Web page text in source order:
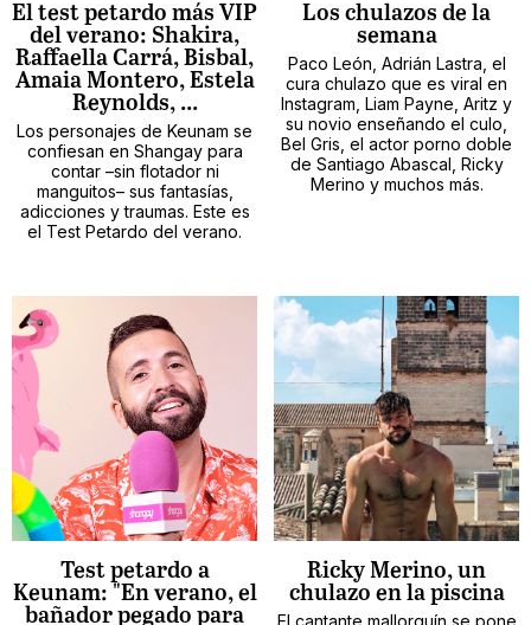
El test petardo más VIP
del verano: Shakira,
Raffaella Carrá, Bisbal,
Amaia Montero, Estela
Reynolds, ...
Los personajes de Keunam se
confiesan en Shangay para
contar –sin flotador ni
manguitos– sus fantasías,
adicciones y traumas. Este es
el Test Petardo del verano.
Los chulazos de la
semana
Paco León, Adrián Lastra, el
cura chulazo que es viral en
Instagram, Liam Payne, Aritz y
su novio enseñando el culo,
Bel Gris, el actor porno doble
de Santiago Abascal, Ricky
Merino y muchos más.
Test petardo a
Keunam: "En verano, el
bañador pegado para
Ricky Merino, un
chulazo en la piscina
El cantante mallorquín se pone